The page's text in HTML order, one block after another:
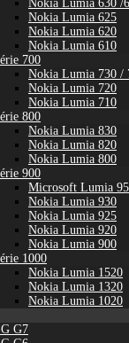
Nokia Lumia 630 /
Nokia Lumia 625
Nokia Lumia 620
Nokia Lumia 610
700
Nokia Lumia 730 /
Nokia Lumia 720
Nokia Lumia 710
800
Nokia Lumia 830
Nokia Lumia 820
Nokia Lumia 800
900
Microsoft Lumia
Nokia Lumia 930
Nokia Lumia 925
Nokia Lumia 920
Nokia Lumia 900
1000
Nokia Lumia 1520
Nokia Lumia 1320
Nokia Lumia 1020
G7